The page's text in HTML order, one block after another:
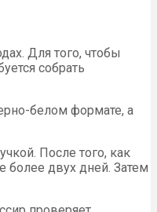
Для того, чтобы
собрать
белом формате, а
После того, как
более двух дней. Затем